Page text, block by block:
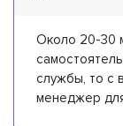
Около 20-30
службы, то с
менеджер